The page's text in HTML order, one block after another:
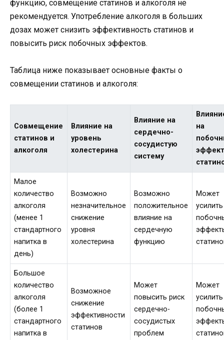
функцию, совмещение статинов и алкоголя не
рекомендуется. Употребление алкоголя в больших
дозах может снизить эффективность статинов и
повысить риск побочных эффектов.
Таблица ниже показывает основные факты о
совмещении статинов и алкоголя:
Совмещение
статинов и
алкоголя
Влияние на
уровень
холестерина
Влияние на
сердечно-
сосудистую
систему
на
Малое
количество
алкоголя
(менее 1
стандартного
напитка в
день)
Возможно
незначительное
снижение
уровня
холестерина
Возможно
положительное
влияние на
сердечную
функцию
Может
усилить
Большое
количество
алкоголя
(более 1
стандартного
напитка в
Возможное
снижение
эффективности
статинов
Может
повысить риск
сердечно-
сосудистых
проблем
Может
усилить